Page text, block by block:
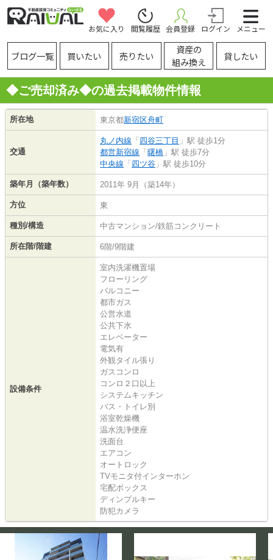
お気に入り 閲覧履歴 会員登録 ログイン メニュー
ブログ一覧 買いたい 売りたい
資産の
組み換え
貸したい
◆ご売却済み◆の過去掲載物件情報
所在地 東京都新宿区舟町
交通
丸ノ内線 「四谷三丁目 」駅 徒歩1分
都営新宿線 「曙橋 」駅 徒歩7分
中央線 「四ツ谷 」駅 徒歩10分
築年月（築年数） 2011年 9月（築14年）
方位 東
種別/構造 中古マンション/鉄筋コンクリート
所在階/階建 6階/9階建
設備条件
室内洗濯機置場
フローリング
バルコニー
都市ガス
公営水道
公共下水
エレベーター
電気有
外観タイル張り
ガスコンロ
コンロ２口以上
システムキッチン
バス・トイレ別
浴室乾燥機
温水洗浄便座
洗面台
エアコン
オートロック
TVモニタ付インターホン
宅配ボックス
ディンプルキー
防犯カメラ